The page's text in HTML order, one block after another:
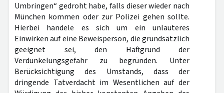
Umbringen“ gedroht habe, falls dieser wieder nach
München kommen oder zur Polizei gehen sollte.
Hierbei handele es sich um ein unlauteres
Einwirken auf eine Beweisperson, die grundsätzlich
geeignet sei, den Haftgrund der
Verdunkelungsgefahr zu begründen. Unter
Berücksichtigung des Umstands, dass der
dringende Tatverdacht im Wesentlichen auf der